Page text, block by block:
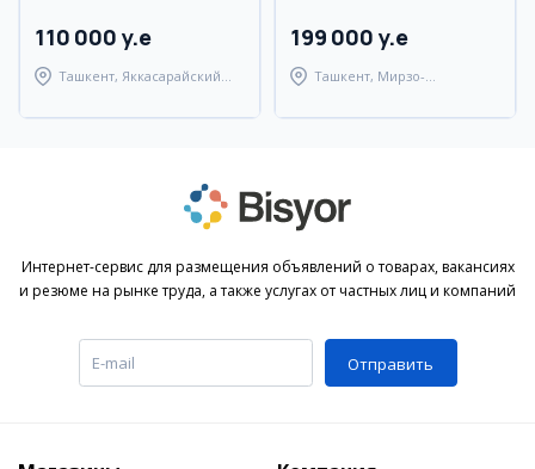
110 000 y.e
Ташкент, Яккасарайский
199 000 y.e
Ташкент, Мирзо-
Интернет-сервис для размещения объявлений о товарах, вакансиях
и резюме на рынке труда, а также услугах от частных лиц и компаний
Отправить